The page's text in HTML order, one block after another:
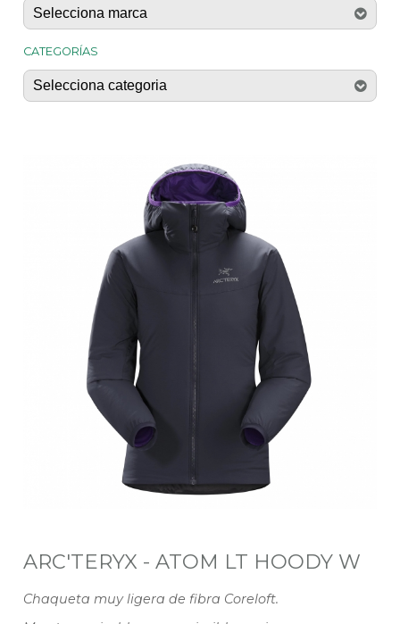
CATEGORÍAS
ARC'TERYX - ATOM LT HOODY W
Chaqueta muy ligera de fibra Coreloft.